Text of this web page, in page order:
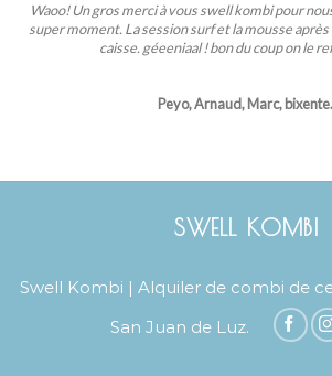
Waoo! Un gros merci à vous swell kombi pour
super moment. La session surf et la mousse
caisse. géeeniaal ! bon du coup on le
Peyo, Arnaud, Marc,
SWELL KOMBI
Swell Kombi | Alquiler de combi de
San Juan de Luz.